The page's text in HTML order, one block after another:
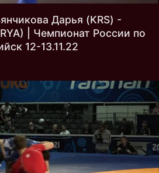
Дарья (KRS) -
| Чемпионат России по
12-13.11.22